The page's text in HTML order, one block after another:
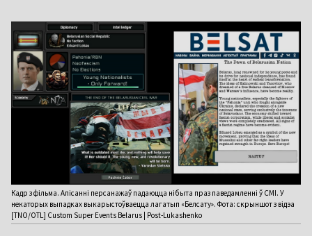
Кадр з фільма. Апісанні персанажаў падаюцца нібыта праз паведамленні ў СМІ. У
некаторых выпадках выкарыстоўваецца лагатып «Белсату». Фота: скрыншот з відэа
[TNO/OTL] Custom Super Events Belarus | Post-Lukashenko